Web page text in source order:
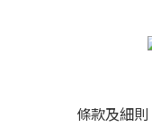
條款及細則